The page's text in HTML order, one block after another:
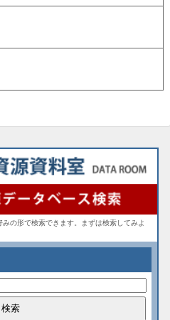
の形で検索できます。まずは検索してみよ